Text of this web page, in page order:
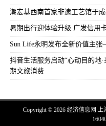
潮宏基西南首家非遗工艺馆于
暑期出行迎体验升级 广发信用
Sun Life永明发布全新价值主
抖音生活服务启动“心动目的地
期文旅消费
Copyright © 2026 经济信息网